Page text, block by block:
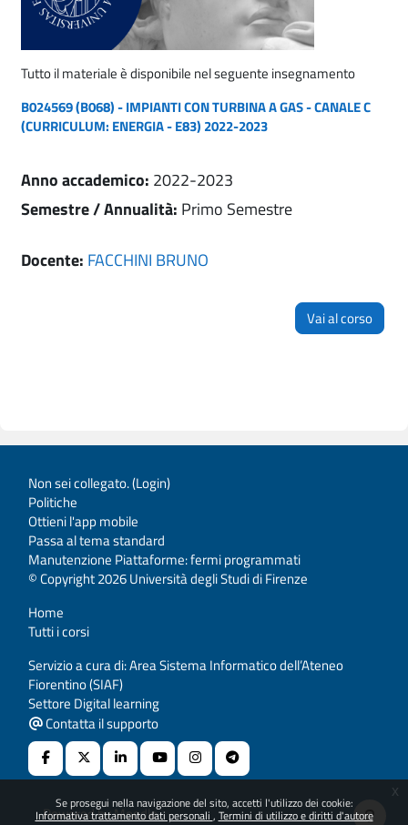
Se prosegui nella navigazione del sito, accetti l'utilizzo dei cookie:
Informativa trattamento dati personali Termini di utilizzo e diritti d'autore
x
Tutto il materiale è disponibile nel seguente insegnamento
B024569 (B068) - IMPIANTI CON TURBINA A GAS - CANALE C
(CURRICULUM: ENERGIA - E83) 2022-2023
Anno accademico: 2022-2023
Semestre / Annualità: Primo Semestre
Docente: FACCHINI BRUNO
Vai al corso
Non sei collegato. (Login)
Politiche
Ottieni l'app mobile
Passa al tema standard
Manutenzione Piattaforme: fermi programmati
© Copyright 2026 Università degli Studi di Firenze
Home
Tutti i corsi
Servizio a cura di: Area Sistema Informatico dell’Ateneo
Fiorentino (SIAF)
Settore Digital learning
Contatta il supporto
Powered byMoodle